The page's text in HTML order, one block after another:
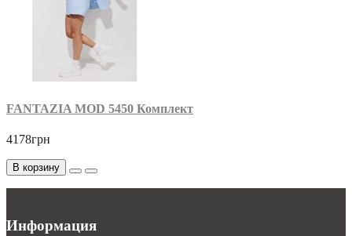
FANTAZIA MOD 5450 Комплект
4178грн
В корзину
Информация